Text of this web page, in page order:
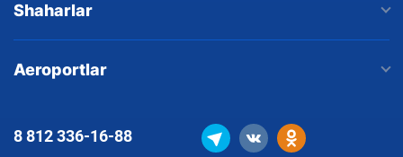
Shaharlar
Aeroportlar
8 812336-16-88